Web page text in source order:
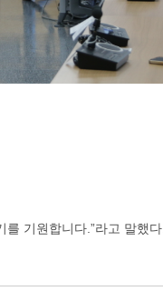
기원합니다.”라고 말했다.